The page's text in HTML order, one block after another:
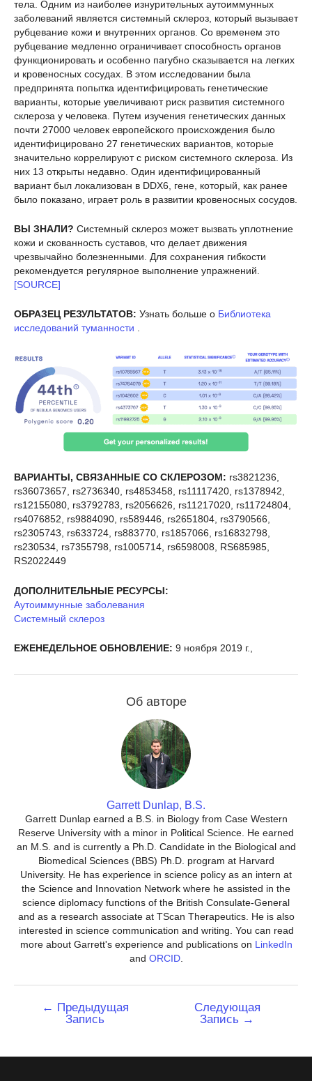
тела. Одним из наиболее изнурительных аутоиммунных
заболеваний является системный склероз, который вызывает
рубцевание кожи и внутренних органов. Со временем это
рубцевание медленно ограничивает способность органов
функционировать и особенно пагубно сказывается на легких
и кровеносных сосудах. В этом исследовании была
предпринята попытка идентифицировать генетические
варианты, которые увеличивают риск развития системного
склероза у человека. Путем изучения генетических данных
почти 27000 человек европейского происхождения было
идентифицировано 27 генетических вариантов, которые
значительно коррелируют с риском системного склероза. Из
них 13 открыты недавно. Один идентифицированный
вариант был локализован в DDX6, гене, который, как ранее
было показано, играет роль в развитии кровеносных сосудов.
ВЫ ЗНАЛИ? Системный склероз может вызвать уплотнение
кожи и скованность суставов, что делает движения
чрезвычайно болезненными. Для сохранения гибкости
рекомендуется регулярное выполнение упражнений.
[SOURCE]
ОБРАЗЕЦ РЕЗУЛЬТАТОВ: Узнать больше о Библиотека
исследований туманности .
ВАРИАНТЫ, СВЯЗАННЫЕ СО СКЛЕРОЗОМ: rs3821236,
rs36073657, rs2736340, rs4853458, rs11117420, rs1378942,
rs12155080, rs3792783, rs2056626, rs11217020, rs11724804,
rs4076852, rs9884090, rs589446, rs2651804, rs3790566,
rs2305743, rs633724, rs883770, rs1857066, rs16832798,
rs230534, rs7355798, rs1005714, rs6598008, RS685985,
RS2022449
ДОПОЛНИТЕЛЬНЫЕ РЕСУРСЫ:
Аутоиммунные заболевания
Системный склероз
ЕЖЕНЕДЕЛЬНОЕ ОБНОВЛЕНИЕ: 9 ноября 2019 г.,
Об авторе
Garrett Dunlap, B.S.
Garrett Dunlap earned a B.S. in Biology from Case Western
Reserve University with a minor in Political Science. He earned
an M.S. and is currently a Ph.D. Candidate in the Biological and
Biomedical Sciences (BBS) Ph.D. program at Harvard
University. He has experience in science policy as an intern at
the Science and Innovation Network where he assisted in the
science diplomacy functions of the British Consulate-General
and as a research associate at TScan Therapeutics. He is also
interested in science communication and writing. You can read
more about Garrett's experience and publications on LinkedIn
and ORCID.
Навигация
← Предыдущая
Запись
Следующая
Запись →